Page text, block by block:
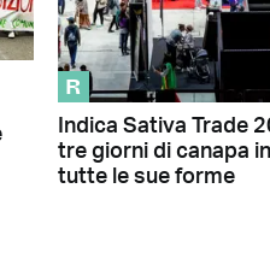
R
Indica Sativa Trade
tre giorni di canapa in
tutte le sue forme